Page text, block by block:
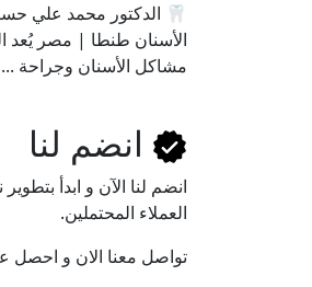
🦷 الدكتور محمد علي
الأسنان طنطا | مصر يُعد
مشاكل الأسنان وجراحة ...
انضم لنا
انضم لنا اﻵن و ابدأ
العملاء المحتملين.
تواصل معنا الان و